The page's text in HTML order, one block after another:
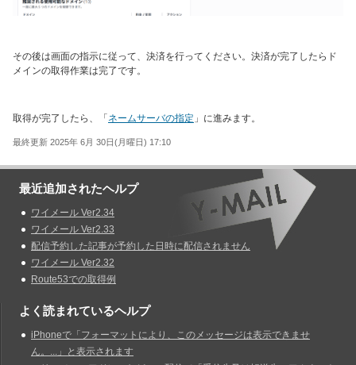
その後は画面の指示に従って、決済を行ってください。決済が完了したらド
メインの取得作業は完了です。
取得が完了したら、「ネームサーバの指定 」に進みます。
最終更新 2025年 6月 30日(月曜日) 17:10
最近追加されたヘルプ
ワイメール Ver2.34
ワイメール Ver2.33
配信予約した記事が予約した日時に配信されません
ワイメール Ver2.32
Route53での取得例
よく読まれているヘルプ
iPhoneで「フォーマットにより、このメッセージは表示できませ
ん。...」と表示されます